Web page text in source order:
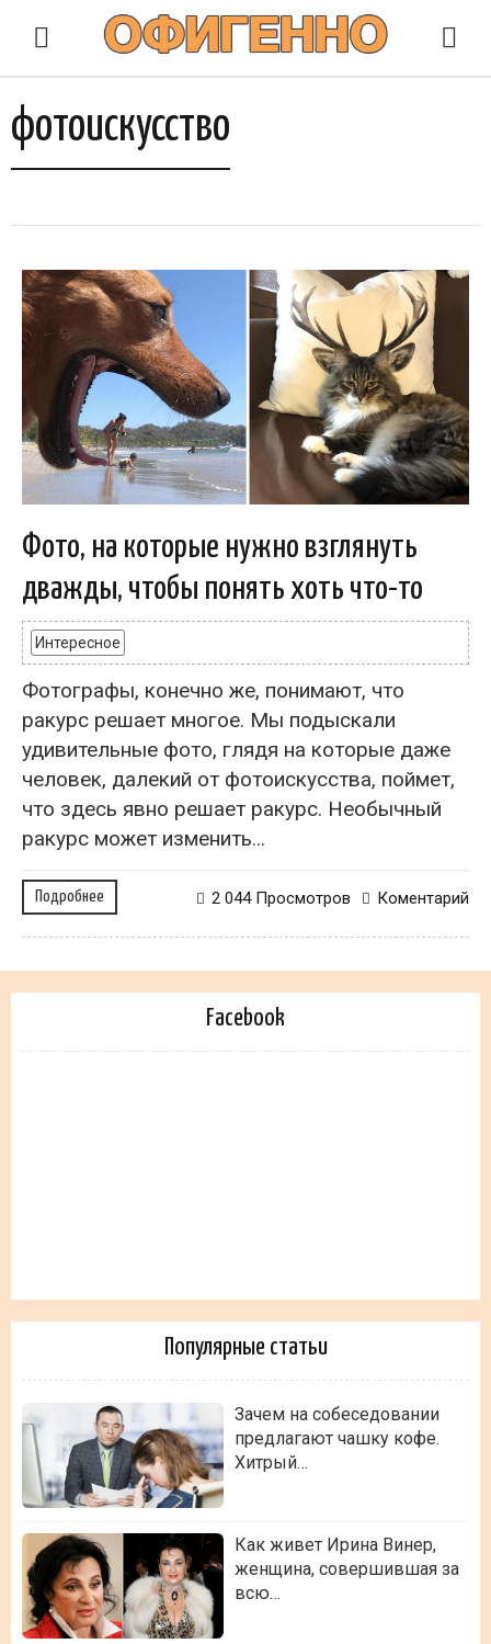
фотоискусство
Фото, на которые нужно взглянуть
дважды, чтобы понять хоть что-то
Интересное
Фотографы, конечно же, понимают, что
ракурс решает многое. Мы подыскали
удивительные фото, глядя на которые даже
человек, далекий от фотоискусства, поймет,
что здесь явно решает ракурс. Необычный
ракурс может изменить...
Подробнее Коментарий
2 044 Просмотров
Facebook
Популярные статьи
Зачем на собеседовании
предлагают чашку кофе.
Хитрый…
Как живет Ирина Винер,
женщина, совершившая за
всю…